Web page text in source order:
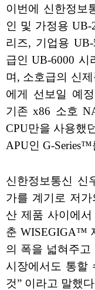
이번에 신한정보
인 및 가정용 UB-
리즈, 기업용
급인 UB-6000 시
며, 소호급의 신
에게 선보일 예
기존 x86 소호
CPU만을 사용했
APU인 G-
신한정보통신 신
가를 계기로 저
산 제품 사이에
춘 WISEGIGA™
의 폭을 넓혀주고
시장에서도 통할
것” 이라고 말했다